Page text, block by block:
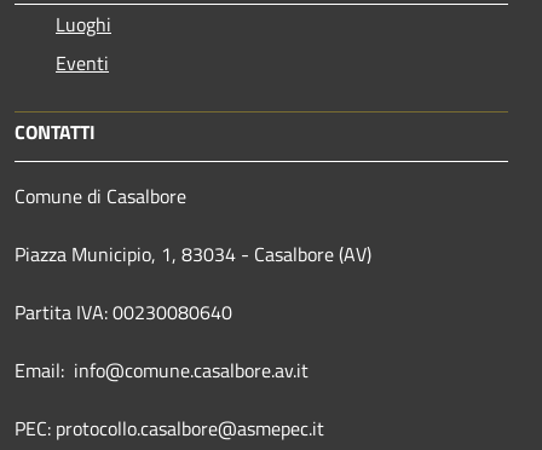
Luoghi
Eventi
CONTATTI
Comune di Casalbore
Piazza Municipio, 1, 83034 - Casalbore (AV)
Partita IVA: 00230080640
Email: info@comune.casalbore.av.it
PEC: protocollo.casalbore@asmepec.it